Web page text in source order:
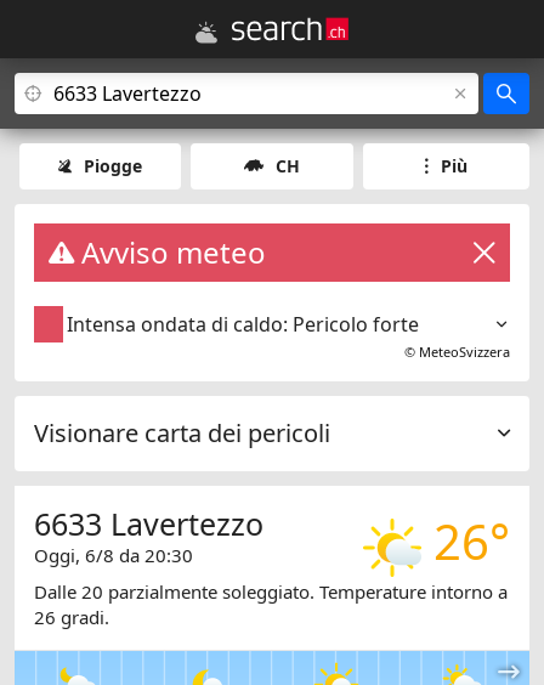
Piogge CH Più
Avviso meteo
Intensa ondata di caldo: Pericolo forte
© MeteoSvizzera
Visionare carta dei pericoli
26°
6633 Lavertezzo
Oggi, 6/8 da 20:30
Dalle 20 parzialmente soleggiato. Temperature intorno a
26 gradi.